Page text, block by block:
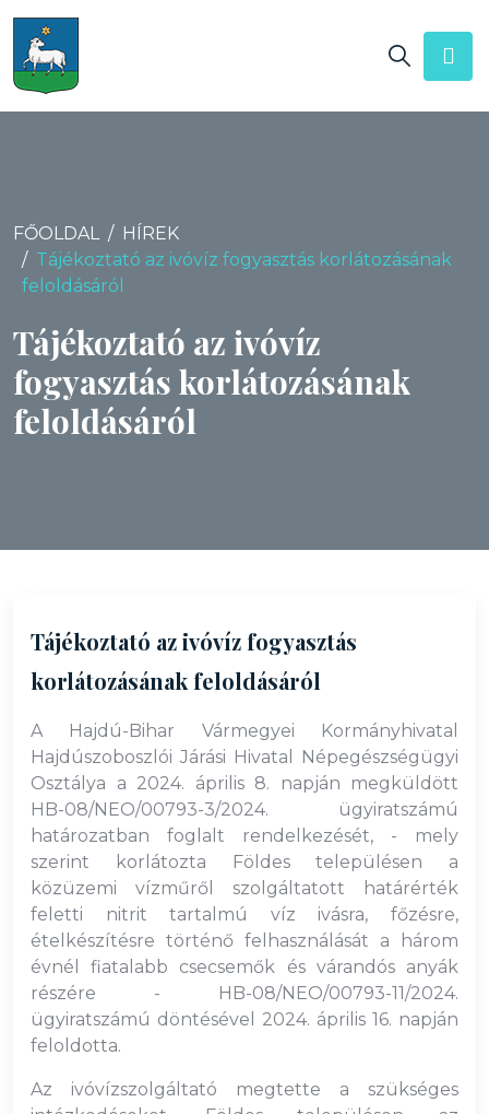
FŐOLDAL
HÍREK
Tájékoztató az ivóvíz fogyasztás korlátozásának
feloldásáról
Tájékoztató az ivóvíz
fogyasztás korlátozásának
feloldásáról
Tájékoztató az ivóvíz fogyasztás
korlátozásának feloldásáról
A Hajdú-Bihar Vármegyei Kormányhivatal
Hajdúszoboszlói Járási Hivatal Népegészségügyi
Osztálya a 2024. április 8. napján megküldött
HB-08/NEO/00793-3/2024. ügyiratszámú
határozatban foglalt rendelkezését, - mely
szerint korlátozta Földes településen a
közüzemi vízműről szolgáltatott határérték
feletti nitrit tartalmú víz ivásra, főzésre,
ételkészítésre történő felhasználását a három
évnél fiatalabb csecsemők és várandós anyák
részére - HB-08/NEO/00793-11/2024.
ügyiratszámú döntésével 2024. április 16. napján
feloldotta.
Az ivóvízszolgáltató megtette a szükséges